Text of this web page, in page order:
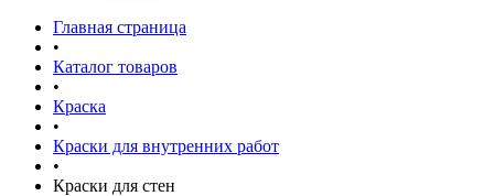
Главная страница
•
Каталог товаров
•
Краска
•
Краски для внутренних работ
•
Краски для стен